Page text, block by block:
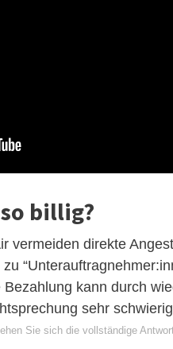
billig?
vermeiden direkte
kann durch
sehr
Sie sich die vollständige